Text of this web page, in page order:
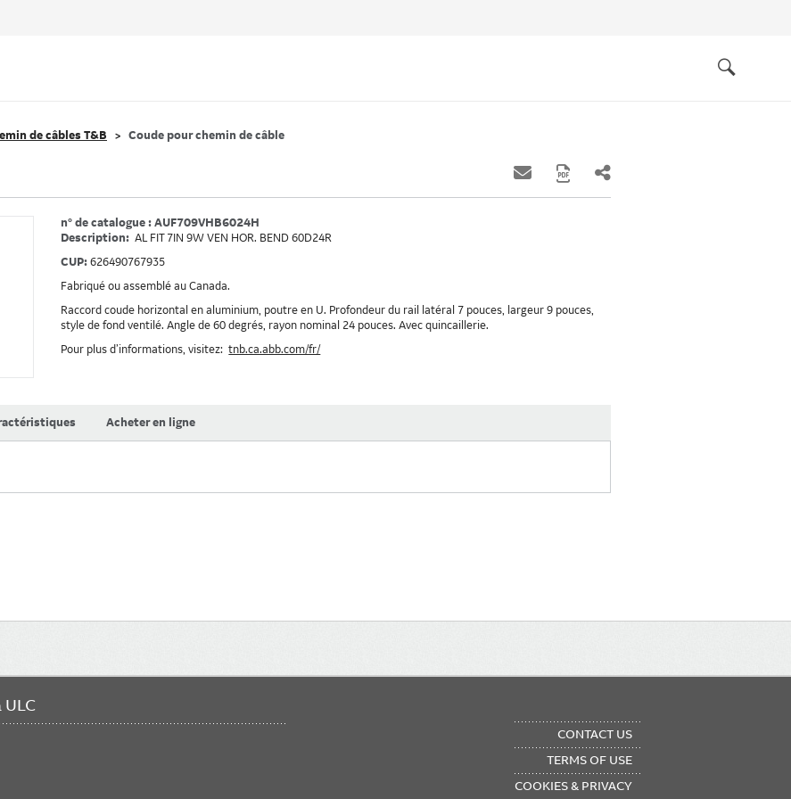
de câbles T&B Coude pour chemin de câble
n° de catalogue : AUF709VHB6024H
Description: AL FIT 7IN 9W VEN HOR. BEND 60D24R
CUP:626490767935
Fabriqué ou assemblé au Canada.
Raccord coude horizontal en aluminium, poutre en U. Profondeur du rail latéral 7 pouces, largeur 9 pouces,
style de fond ventilé. Angle de 60 degrés, rayon nominal 24 pouces. Avec quincaillerie.
Pour plus d’informations, visitez:tnb.ca.abb.com/fr/
Acheter en ligne
CONTACT US
TERMS OF USE
COOKIES & PRIVACY